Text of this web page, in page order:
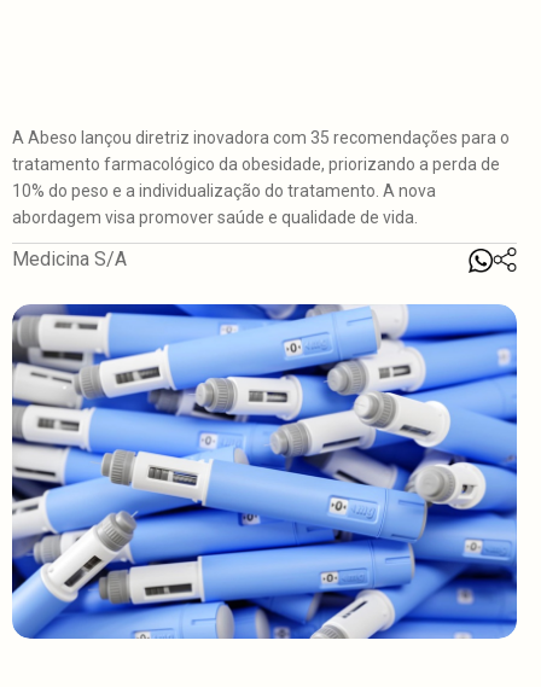
A Abeso lançou diretriz inovadora com 35 recomendações para o
tratamento farmacológico da obesidade, priorizando a perda de
10% do peso e a individualização do tratamento. A nova
abordagem visa promover saúde e qualidade de vida.
Medicina S/A